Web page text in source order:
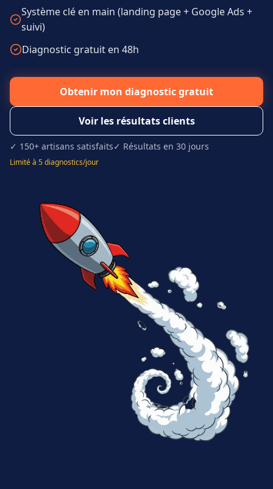
Système clé en main (landing page + Google Ads +
suivi)
Diagnostic gratuit en 48h
Obtenir mon diagnostic gratuit
Voir les résultats clients
✓ 150+ artisans satisfaits✓ Résultats en 30 jours
Limité à 5 diagnostics/jour